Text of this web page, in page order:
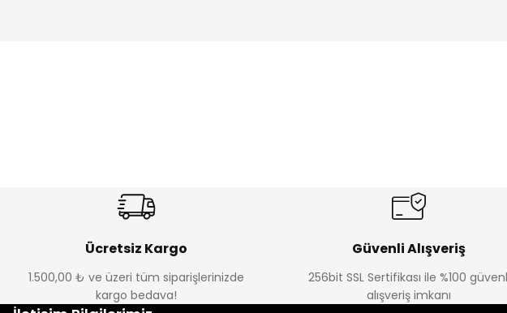
Ücretsiz Kargo
1.500,00 ₺ ve üzeri tüm siparişlerinizde
kargo bedava!
Güvenli Alışveriş
256bit SSL Sertifikası ile %100
alışveriş imkanı